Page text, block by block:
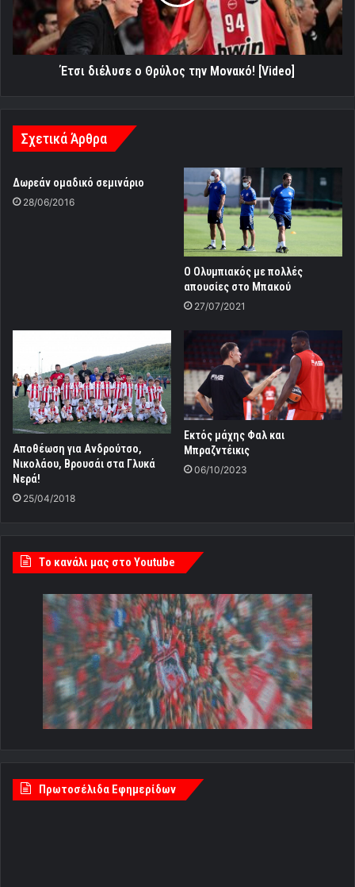
[Video]
Έτσι διέλυσε ο Θρύλος την Μονακό! [Video]
Σχετικά Άρθρα
Δωρεάν ομαδικό σεμινάριο
28/06/2016
Ο Ολυμπιακός με πολλές
απουσίες στο Μπακού
27/07/2021
Αποθέωση για Ανδρούτσο,
Νικολάου, Βρουσάι στα Γλυκά
Νερά!
25/04/2018
Εκτός μάχης Φαλ και
Μπραζντέικις
06/10/2023
Tο κανάλι μας στο Youtube
Πρωτοσέλιδα Εφημερίδων